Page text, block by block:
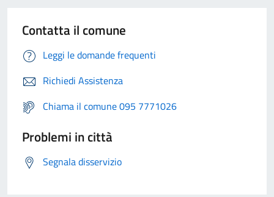
Contatta il comune
Leggi le domande frequenti
Richiedi Assistenza
Chiama il comune 095 7771026
Problemi in città
Segnala disservizio